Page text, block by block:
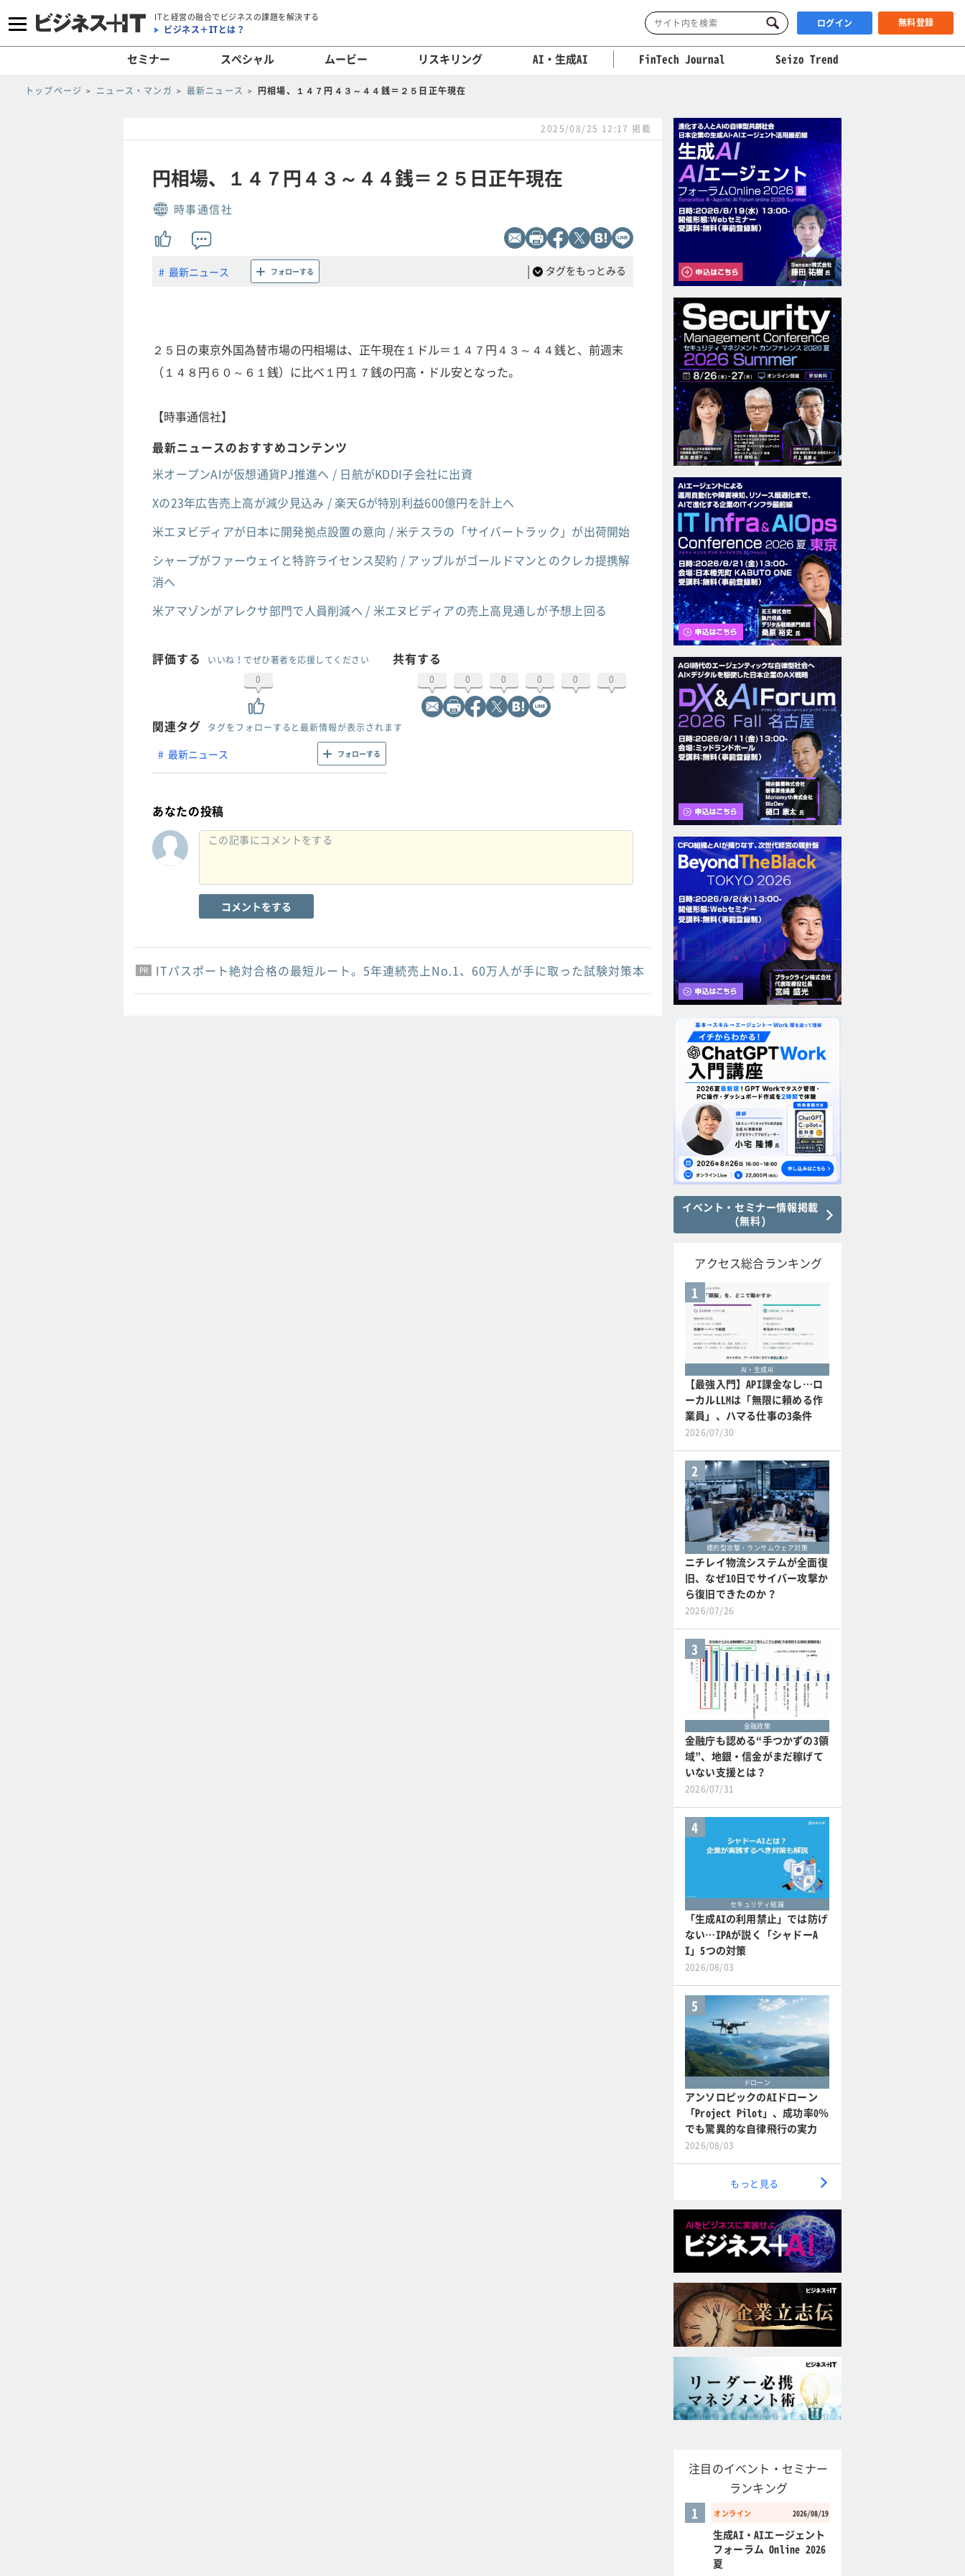
ITと経営の融合でビジネスの課題を解決する
ビジネス＋ITとは？ ログイン 無料登録
セミナー スペシャル ムービー リスキリング AI・生成AI FinTech Journal Seizo Trend
トップページ ニュース・マンガ 最新ニュース 円相場、１４７円４３～４４銭＝２５日正午現在
2025/08/25 12:17 掲載
円相場、１４７円４３～４４銭＝２５日正午現在
時事通信社
最新ニュース フォローする | タグをもっとみる
２５日の東京外国為替市場の円相場は、正午現在１ドル＝１４７円４３～４４銭と、前週末
（１４８円６０～６１銭）に比べ１円１７銭の円高・ドル安となった。
【時事通信社】
最新ニュースのおすすめコンテンツ
米オープンAIが仮想通貨PJ推進へ / 日航がKDDI子会社に出資
Xの23年広告売上高が減少見込み / 楽天Gが特別利益600億円を計上へ
米エヌビディアが日本に開発拠点設置の意向 / 米テスラの「サイバートラック」が出荷開始
シャープがファーウェイと特許ライセンス契約 / アップルがゴールドマンとのクレカ提携解
消へ
米アマゾンがアレクサ部門で人員削減へ / 米エヌビディアの売上高見通しが予想上回る
評価する
いいね！でぜひ著者を応援してください
0
共有する
0 0 0 0 0 0
関連タグ タグをフォローすると最新情報が表示されます
最新ニュース フォローする
あなたの投稿
コメントをする
PR
PR
PR ITパスポート絶対合格の最短ルート。5年連続売上No.1、60万人が手に取った試験対策本
イベント・セミナー情報掲載
(無料)
アクセス総合ランキング
1
AI・生成AI
【最強入門】API課金なし…ロ
ーカルLLMは「無限に頼める作
業員」、ハマる仕事の3条件
2026/07/30
2
標的型攻撃・ランサムウェア対策
ニチレイ物流システムが全面復
旧、なぜ10日でサイバー攻撃か
ら復旧できたのか？
2026/07/26
3
金融政策
金融庁も認める“手つかずの3領
域”、地銀・信金がまだ稼げて
いない支援とは？
2026/07/31
4
セキュリティ総論
「生成AIの利用禁止」では防げ
ない…IPAが説く「シャドーA
I」5つの対策
2026/08/03
5
ドローン
アンソロピックのAIドローン
「Project Pilot」、成功率0％
でも驚異的な自律飛行の実力
2026/08/03
もっと見る
注目のイベント・セミナー
ランキング
オンライン 2026/08/19
1
生成AI・AIエージェント
フォーラム Online 2026
夏